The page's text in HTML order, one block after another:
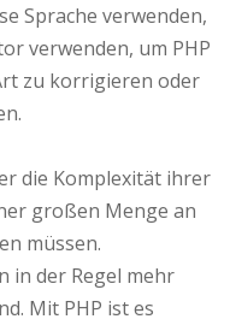
Sprache verwenden,
verwenden, um PHP
zu korrigieren oder
die Komplexität ihrer
großen Menge an
müssen.
in der Regel mehr
Mit PHP ist es